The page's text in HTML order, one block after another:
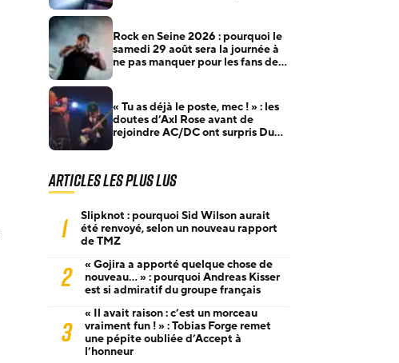
Rock en Seine 2026 : pourquoi le
samedi 29 août sera la journée à
ne pas manquer pour les fans de
« Tu as déjà le poste, mec ! » : les
doutes d’Axl Rose avant de
rejoindre AC/DC ont surpris Duff
Articles les plus lus
1
Slipknot : pourquoi Sid Wilson aurait
été renvoyé, selon un nouveau rapport
de TMZ
2
« Gojira a apporté quelque chose de
nouveau… » : pourquoi Andreas Kisser
est si admiratif du groupe français
3
« Il avait raison : c’est un morceau
vraiment fun ! » : Tobias Forge remet
une pépite oubliée d’Accept à
l’honneur